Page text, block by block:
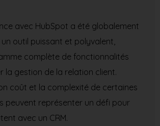
avec HubSpot a été globalement
un outil puissant et polyvalent,
complète de fonctionnalités
la gestion de la relation client.
coût et la complexité de certaines
peuvent représenter un défi pour
avec un CRM.